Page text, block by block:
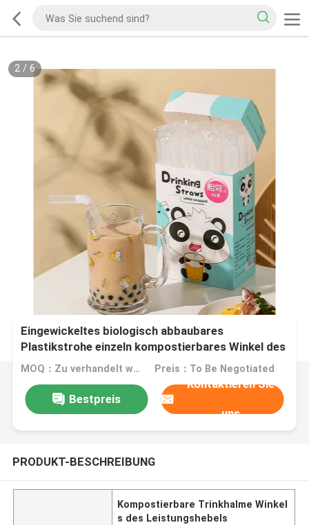
2/ 6
Eingewickeltes biologisch abbaubares
Plastikstrohe einzeln kompostierbares Winkel des
Leistungshebels Trinken
MOQ：Zu verhandelt werden Preis：To Be Negotiated
Bestpreis
Kontaktieren Sie
uns
PRODUKT-BESCHREIBUNG
Kompostierbare Trinkhalme Winkel
s des Leistungshebels